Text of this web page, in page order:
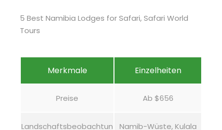
Merkmale Einzelheiten
Preise Ab $656
Landschaftsbeobachtun
Namib-Wüste, Kulala